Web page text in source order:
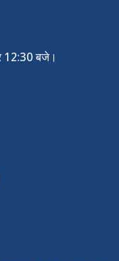
12:30 बजे।